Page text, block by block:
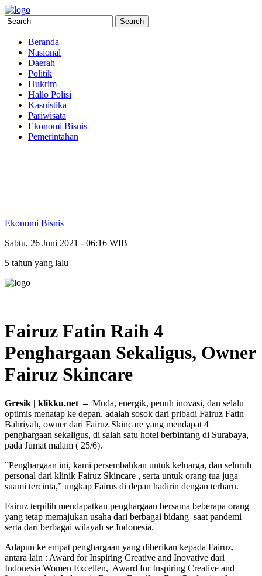
Beranda
Nasional
Daerah
Politik
Hukrim
Hallo Polisi
Kasuistika
Pariwisata
Ekonomi Bisnis
Pemerintahan
Ekonomi Bisnis
Sabtu, 26 Juni 2021 - 06:16 WIB
5 tahun yang lalu
Fairuz Fatin Raih 4
Penghargaan Sekaligus, Owner
Fairuz Skincare
Gresik | klikku.net – Muda, energik, penuh inovasi, dan selalu
optimis menatap ke depan, adalah sosok dari pribadi Fairuz Fatin
Bahriyah, owner dari Fairuz Skincare yang mendapat 4
penghargaan sekaligus, di salah satu hotel berbintang di Surabaya,
pada Jumat malam ( 25/6).
”Penghargaan ini, kami persembahkan untuk keluarga, dan seluruh
personal dari klinik Fairuz Skincare , serta untuk orang tua juga
suami tercinta,” ungkap Fairus di depan hadirin dengan terharu.
Fairuz terpilih mendapatkan penghargaan bersama beberapa orang
yang tetap memajukan usaha dari berbagai bidang saat pandemi
serta dari berbagai wilayah se Indonesia.
Adapun ke empat penghargaan yang diberikan kepada Fairuz,
antara lain : Award for Inspiring Creative and Inovative dari
Indonesia Women Excellen, Award for Inspiring Creative and